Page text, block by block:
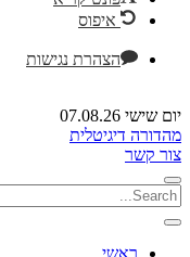
איפוס
הצהרת נגישות
יום שישי 07.08.26
מהדורה דיגיטלית
צור קשר
ראשי